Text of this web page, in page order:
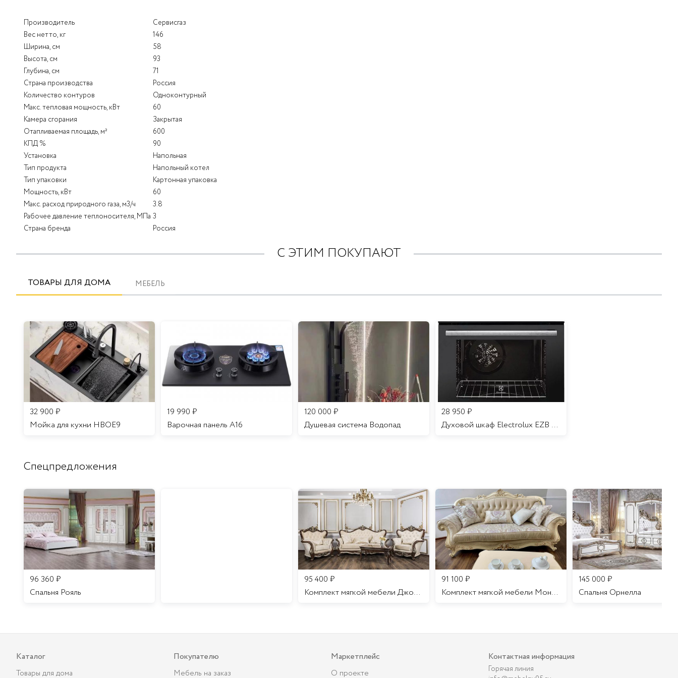
Производитель
Сервисгаз
Вес нетто, кг
146
Ширина, см
58
Высота, см
93
Глубина, см
71
Страна производства
Россия
Количество контуров
Одноконтурный
Макс. тепловая мощность, кВт
60
Камера сгорания
Закрытая
Отапливаемая площадь, м²
600
КПД %
90
Установка
Напольная
Тип продукта
Напольный котел
Тип упаковки
Картонная упаковка
Мощность, кВт
60
Макс. расход природного газа, м3/ч
3.8
Рабочее давление теплоносителя, МПа 3
Страна бренда
Россия
С ЭТИМ ПОКУПАЮТ
ТОВАРЫ ДЛЯ ДОМА МЕБЕЛЬ
32 900 ₽
Мойка для кухни HBOE9
19 990 ₽
Варочная панель A16
120 000 ₽
Душевая система Водопад
28 950 ₽
Духовой шкаф Electrolux EZB 52410 AK
Спецпредложения
96 360 ₽
Спальня Рояль
95 400 ₽
Комплект мягкой мебели Джоконда
91 100 ₽
Комплект мягкой мебели Мона Лиза
145 000 ₽
Cпальня Орнелла
Каталог
Товары для дома
Покупателю
Мебель на заказ
Маркетплейс
О проекте
Контактная информация
Горячая линия